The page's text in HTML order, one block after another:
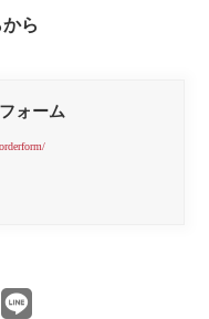
ら
ォーム